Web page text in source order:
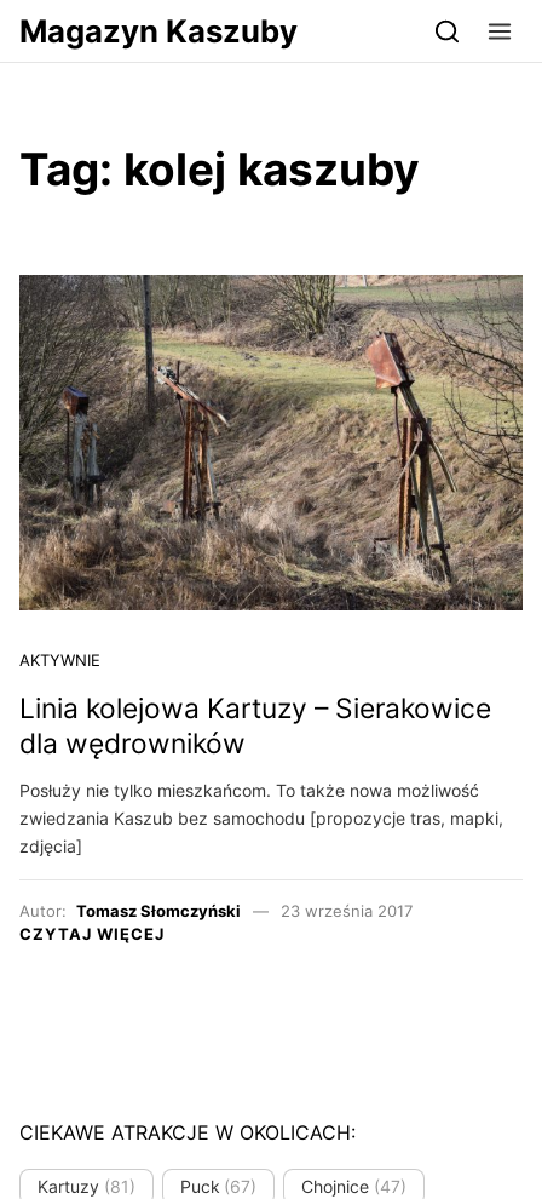
Przejdź do serwisu magazynkaszuby.pl
Magazyn Kaszuby
Tag: kolej kaszuby
AKTYWNIE
Linia kolejowa Kartuzy – Sierakowice
dla wędrowników
Posłuży nie tylko mieszkańcom. To także nowa możliwość
zwiedzania Kaszub bez samochodu [propozycje tras, mapki,
zdjęcia]
Autor: Tomasz Słomczyński
23 września 2017
CZYTAJ WIĘCEJ
CIEKAWE ATRAKCJE W OKOLICACH:
Kartuzy (81) Puck (67) Chojnice (47)